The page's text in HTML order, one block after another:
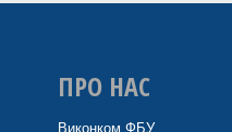
ПРО НАС
Виконком ФБУ